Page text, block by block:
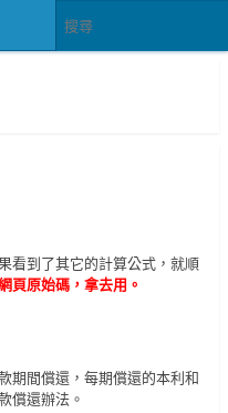
看到了其它的計算公式，就順
頁原始碼，拿去用。
期間償還，每期償還的本利和
償還辦法。